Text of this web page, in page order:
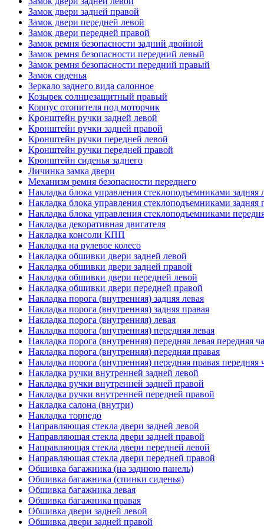
Замок двери задней правой
Замок двери передней левой
Замок двери передней правой
Замок ремня безопасности задний двойной
Замок ремня безопасности передний левый
Замок ремня безопасности передний правый
Замок сиденья
Зеркало заднего вида салонное
Козырек солнцезащитный правый
Корпус отопителя под моторчик
Кронштейн ручки задней левой
Кронштейн ручки задней правой
Кронштейн ручки передней левой
Кронштейн ручки передней правой
Кронштейн сиденья заднего
Личинка замка двери
Механизм ремня безопасности переднего
Накладка блока управления стеклоподъемниками задняя
Накладка блока управления стеклоподъемниками задняя
Накладка блока управления стеклоподъемниками
Накладка декоративная двигателя
Накладка консоли КПП
Накладка на рулевое колесо
Накладка обшивки двери задней левой
Накладка обшивки двери задней правой
Накладка обшивки двери передней левой
Накладка обшивки двери передней правой
Накладка порога (внутренняя) задняя левая
Накладка порога (внутренняя) задняя правая
Накладка порога (внутренняя) левая
Накладка порога (внутренняя) передняя левая
Накладка порога (внутренняя) передняя левая передняя
Накладка порога (внутренняя) передняя правая
Накладка порога (внутренняя) передняя правая передняя
Накладка ручки внутренней задней левой
Накладка ручки внутренней задней правой
Накладка ручки внутренней передней правой
Накладка салона (внутри)
Накладка торпедо
Направляющая стекла двери задней левой
Направляющая стекла двери задней правой
Направляющая стекла двери передней левой
Направляющая стекла двери передней правой
Обшивка багажника (на заднюю панель)
Обшивка багажника (спинки сиденья)
Обшивка багажника левая
Обшивка багажника правая
Обшивка двери задней левой
Обшивка двери задней правой